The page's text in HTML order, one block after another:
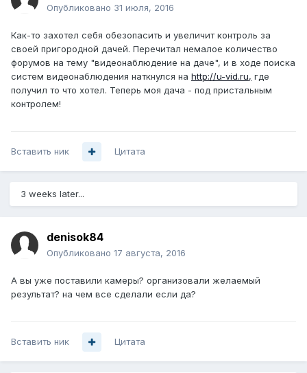
Опубликовано 31 июля, 2016
Как-то захотел себя обезопасить и увеличит контроль за
своей пригородной дачей. Перечитал немалое количество
форумов на тему "видеонаблюдение на даче", и в ходе поиска
систем видеонаблюдения наткнулся на http://u-vid.ru, где
получил то что хотел. Теперь моя дача - под пристальным
контролем!
Вставить ник Цитата
3 weeks later...
denisok84
Опубликовано 17 августа, 2016
А вы уже поставили камеры? организовали желаемый
результат? на чем все сделали если да?
Вставить ник Цитата